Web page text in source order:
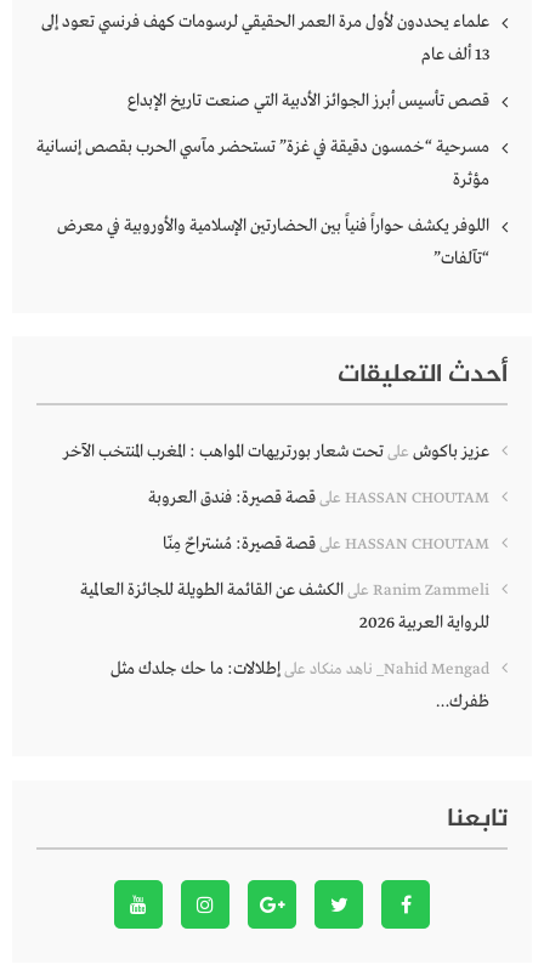
علماء يحددون لأول مرة العمر الحقيقي لرسومات كهف فرنسي تعود إلى
13 ألف عام
قصص تأسيس أبرز الجوائز الأدبية التي صنعت تاريخ الإبداع
مسرحية “خمسون دقيقة في غزة” تستحضر مآسي الحرب بقصص إنسانية
مؤثرة
اللوفر يكشف حواراً فنياً بين الحضارتين الإسلامية والأوروبية في معرض
“تآلفات”
أحدث التعليقات
عزيز باكوش علىتحت شعار بورتريهات المواهب : المغرب المنتخب الآخر
HASSAN CHOUTAM علىقصة قصيرة: فندق العروبة
HASSAN CHOUTAM علىقصة قصيرة: مُسْتراحٌ مِنّا
Ranim Zammeli علىالكشف عن القائمة الطويلة للجائزة العالمية
للرواية العربية 2026
Nahid Mengad_ ناهد منكاد علىإطلالات: ما حك جلدك مثل
ظفرك…
تابعنا